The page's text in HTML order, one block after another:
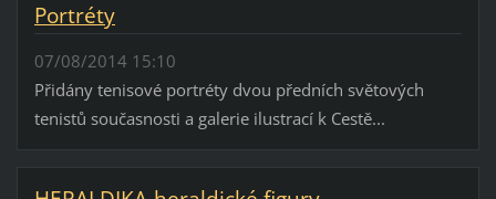
Portréty
07/08/2014 15:10
Přidány tenisové portréty dvou předních světových
tenistů současnosti a galerie ilustrací k Cestě...